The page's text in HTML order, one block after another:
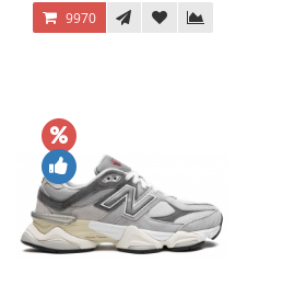
9970